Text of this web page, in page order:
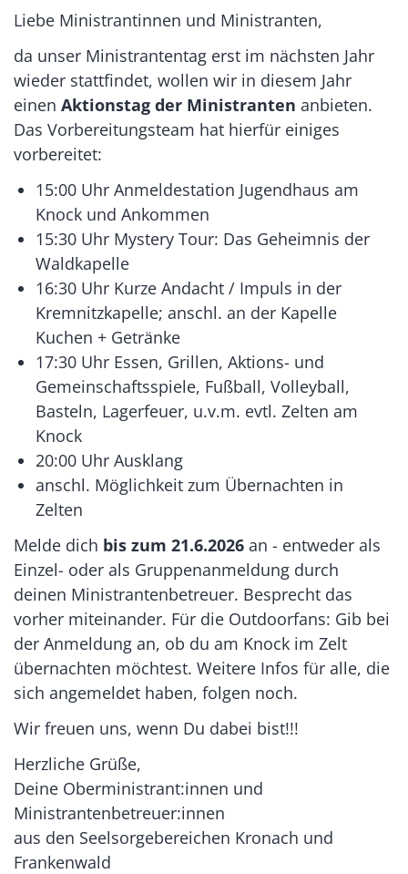
Liebe Ministrantinnen und Ministranten,
da unser Ministrantentag erst im nächsten Jahr
wieder stattfindet, wollen wir in diesem Jahr
einen Aktionstag der Ministranten anbieten.
Das Vorbereitungsteam hat hierfür einiges
vorbereitet:
15:00 Uhr Anmeldestation Jugendhaus am
Knock und Ankommen
15:30 Uhr Mystery Tour: Das Geheimnis der
Waldkapelle
16:30 Uhr Kurze Andacht / Impuls in der
Kremnitzkapelle; anschl. an der Kapelle
Kuchen + Getränke
17:30 Uhr Essen, Grillen, Aktions- und
Gemeinschaftsspiele, Fußball, Volleyball,
Basteln, Lagerfeuer, u.v.m. evtl. Zelten am
Knock
20:00 Uhr Ausklang
anschl. Möglichkeit zum Übernachten in
Zelten
Melde dich bis zum 21.6.2026 an - entweder als
Einzel- oder als Gruppenanmeldung durch
deinen Ministrantenbetreuer. Besprecht das
vorher miteinander. Für die Outdoorfans: Gib bei
der Anmeldung an, ob du am Knock im Zelt
übernachten möchtest. Weitere Infos für alle, die
sich angemeldet haben, folgen noch.
Wir freuen uns, wenn Du dabei bist!!!
Herzliche Grüße,
Deine Oberministrant:innen und
Ministrantenbetreuer:innen
aus den Seelsorgebereichen Kronach und
Frankenwald